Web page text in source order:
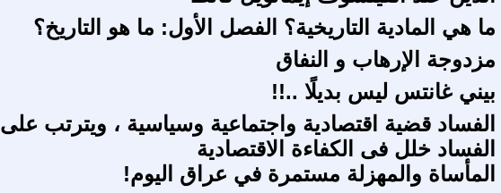
ما هي المادية التاريخية؟ الفصل الأول: ما هو التاريخ؟
مزدوجة الإرهاب و النفاق
بيني غانتس ليس بديلًا ..!!
الفساد قضية اقتصادية واجتماعية وسياسية ، ويترتب على
الفساد خلل فى الكفاءة الاقتصادية
المأساة والمهزلة مستمرة في عراق اليوم!